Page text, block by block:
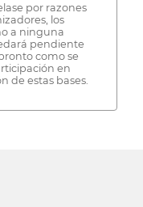
por razones
los
a ninguna
pendiente
como se
en
de estas bases.